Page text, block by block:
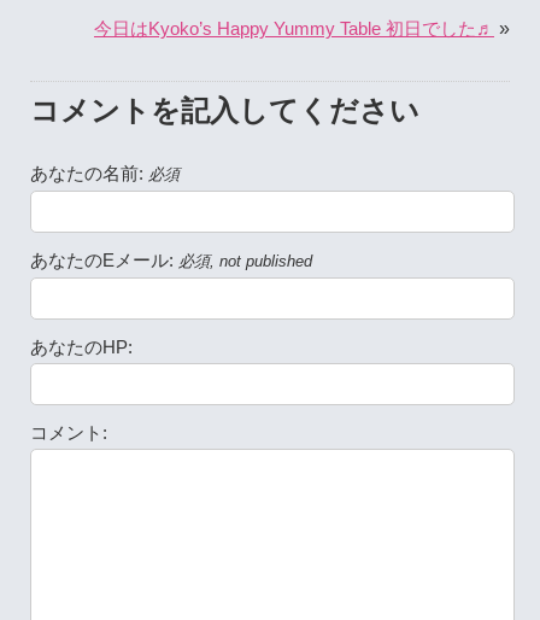
今日はKyoko’s Happy Yummy Table 初日でした♬ »
コメントを記入してください
あなたの名前: 必須
あなたのEメール: 必須, not published
あなたのHP:
コメント: